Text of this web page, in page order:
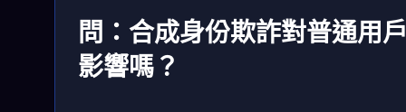
問：合成身份欺詐對普通用
影響嗎？